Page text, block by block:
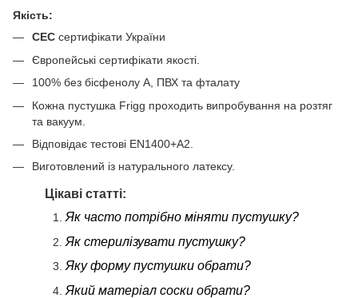
Якість:
СЕС сертифікати України
Європейські сертифікати якості.
100% без бісфенолу А, ПВХ та фталату
Кожна пустушка Frigg проходить випробування на розтяг
та вакуум.
Відповідає тестові EN1400+A2.
Виготовлений із натурального латексу.
Цікаві статті:
Як часто потрібно міняти пустушку?
Як стерилізувати пустушку?
Яку форму пустушки обрати?
Який матеріал соски обрати?